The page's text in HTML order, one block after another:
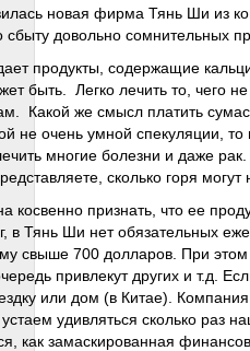
новая фирма Тянь Ши из
довольно сомнительных
продукты, содержащие
быть. Легко лечить то, чего
Какой же смысл платить
не очень умной спекуляции,
многие болезни и даже
сколько горя
косвенно признать, что ее
в Тянь Ши нет обязательных
свыше 700 долларов. При
привлекут других и т.д.
или дом (в Китае).
удивляться сколько раз
как замаскированная